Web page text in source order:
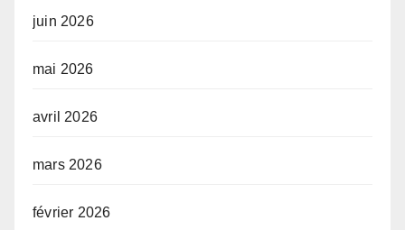
juin 2026
mai 2026
avril 2026
mars 2026
février 2026